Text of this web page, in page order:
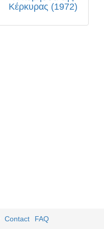
Κέρκυρας (1972)
Contact FAQ